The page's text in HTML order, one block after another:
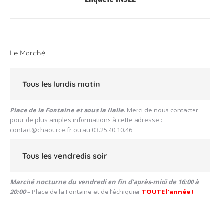
Le Marché
Tous les lundis matin
Place de la Fontaine et sous la Halle. Merci de nous contacter
pour de plus amples informations à cette adresse :
contact@chaource.fr ou au 03.25.40.10.46
Tous les vendredis soir
Marché nocturne du vendredi en fin d’après-midi de 16:00 à
20:00– Place de la Fontaine et de l’échiquier TOUTE l’année !